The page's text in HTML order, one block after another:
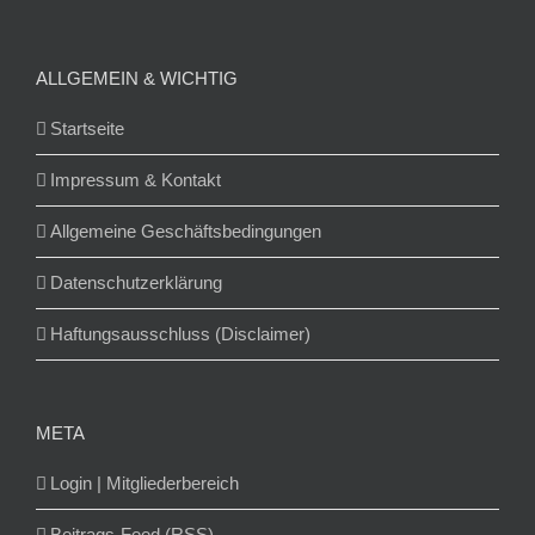
ALLGEMEIN & WICHTIG
Startseite
Impressum & Kontakt
Allgemeine Geschäftsbedingungen
Datenschutzerklärung
Haftungsausschluss (Disclaimer)
META
Login | Mitgliederbereich